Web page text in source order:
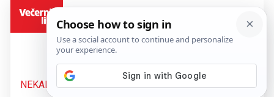
NEKADAŠNJI VELEPOSLANIK HRVATSKE U MOSKVI